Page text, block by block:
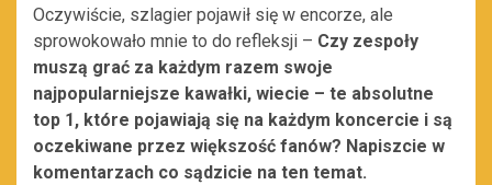
Oczywiście, szlagier pojawił się w encorze, ale
sprowokowało mnie to do refleksji – Czy zespoły
muszą grać za każdym razem swoje
najpopularniejsze kawałki, wiecie – te absolutne
top 1, które pojawiają się na każdym koncercie i są
oczekiwane przez większość fanów? Napiszcie w
komentarzach co sądzicie na ten temat.